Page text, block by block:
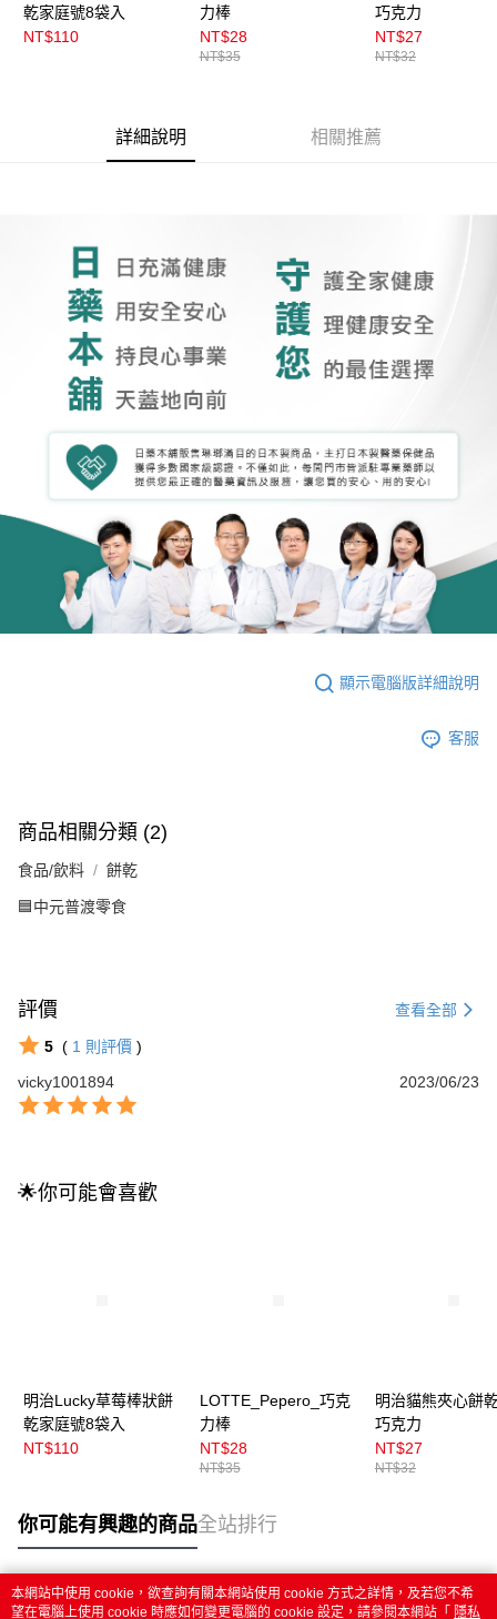
付款後門市自取
每筆NT$100，滿NT$399(含以上)免運費
乾家庭號8袋入
NT$110
力棒
NT$28
NT$35
巧克力
NT$27
NT$32
詳細說明 相關推薦
顯示電腦版詳細說明
客服
商品相關分類 (2)
食品/飲料 餅乾
🟦中元普渡零食
評價 查看全部
5 ( 1 則評價 )
vicky1001894
2023/06/23
🌟你可能會喜歡
明治Lucky草莓棒狀餅
乾家庭號8袋入
NT$110
LOTTE_Pepero_巧克
力棒
NT$28
NT$35
明治貓熊夾心餅
巧克力
NT$27
NT$32
你可能有興趣的商品全站排行
熱門標籤
本網站中使用 cookie，欲查詢有關本網站使用 cookie 方式之詳情，及若您不希
望在電腦上使用 cookie 時應如何變更電腦的 cookie 設定，請參閱本網站「 隱私